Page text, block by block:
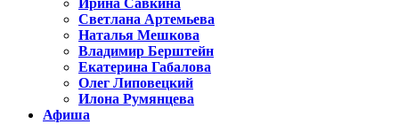
Ирина Савкина
Светлана Артемьева
Наталья Мешкова
Владимир Берштейн
Екатерина Габалова
Олег Липовецкий
Илона Румянцева
Афиша